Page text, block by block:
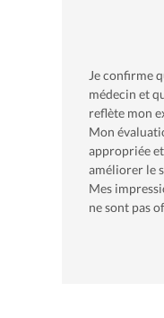
Je confirme
médecin et
reflète mon
Mon
appropriée
améliorer le
Mes
ne sont pas